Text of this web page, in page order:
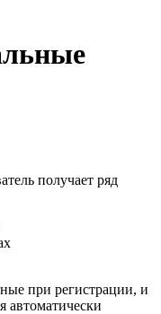
получает ряд
при регистрации, и
автоматически